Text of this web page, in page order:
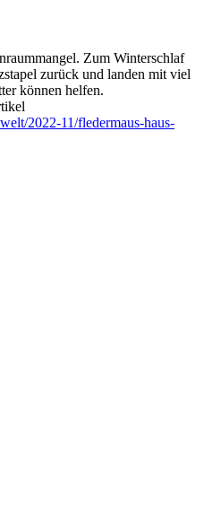
Zum Winterschlaf
zurück und landen mit viel
können helfen.
2022-11/fledermaus-haus-